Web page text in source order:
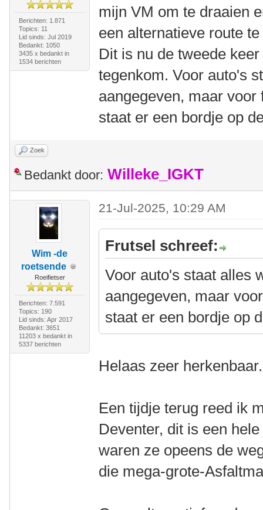
Berichten: 1.871
Topics: 11
Lid sinds: Jul 2019
Bedankt: 1050
3435 x bedankt in
1534 berichten
mijn VM om te draaien
een alternatieve route
Dit is nu de tweede
tegenkom. Voor auto's
aangegeven, maar
staat er een bordje op
Zoek
Bedankt door: Willeke_IGKT
Wim -de
roetsende
Roeifietser
Berichten: 7.591
Topics: 190
Lid sinds: Apr 2017
Bedankt: 3651
11203 x bedankt in
5337 berichten
21-Jul-2025, 10:29 AM
Frutsel schreef:
Voor auto's staat alles
aangegeven, maar
staat er een bordje op
Helaas zeer herkenbaar.
Een tijdje terug reed ik
Deventer, dit is een
waren ze opeens de
die mega-grote-